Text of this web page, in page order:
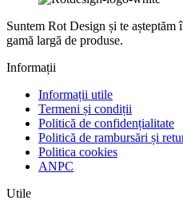
Suntem Rot Design și te
gamă largă de produse.
Informații
Informații utile
Termeni și condiții
Politică de confidențialitate
Politică de rambursări și
Politica cookies
ANPC
Utile